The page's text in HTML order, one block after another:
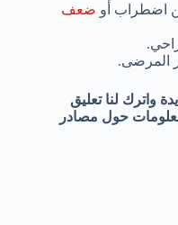
اضطراب أو ضعف
المرضى.
واترك لنا تعليق
حول مصادر